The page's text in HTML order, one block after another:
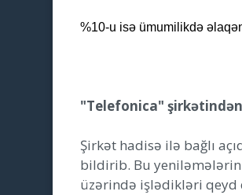
%10-u isə ümumilikdə
"Telefonica"
Şirkət hadisə ilə bağlı
bildirib. Bu
üzərində işlədikləri qeyd